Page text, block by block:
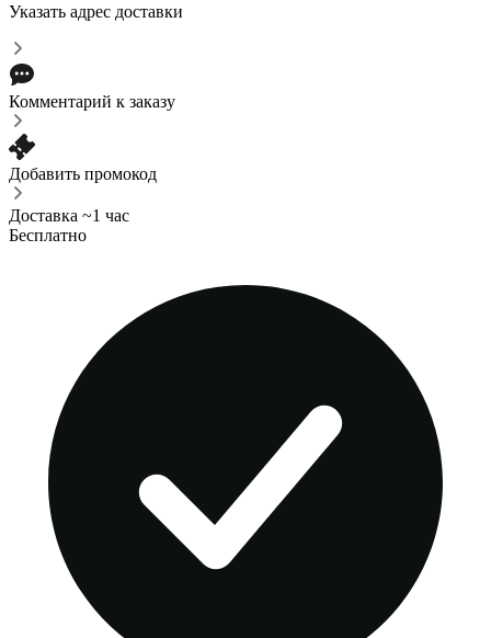
Указать адрес доставки
Комментарий к заказу
Добавить промокод
Доставка ~1 час
Бесплатно